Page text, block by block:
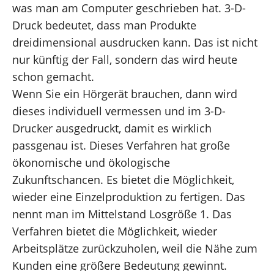
was man am Computer geschrieben hat. 3-D-
Druck bedeutet, dass man Produkte
dreidimensional ausdrucken kann. Das ist nicht
nur künftig der Fall, sondern das wird heute
schon gemacht.
Wenn Sie ein Hörgerät brauchen, dann wird
dieses individuell vermessen und im 3-D-
Drucker ausgedruckt, damit es wirklich
passgenau ist. Dieses Verfahren hat große
ökonomische und ökologische
Zukunftschancen. Es bietet die Möglichkeit,
wieder eine Einzelproduktion zu fertigen. Das
nennt man im Mittelstand Losgröße 1. Das
Verfahren bietet die Möglichkeit, wieder
Arbeitsplätze zurückzuholen, weil die Nähe zum
Kunden eine größere Bedeutung gewinnt.